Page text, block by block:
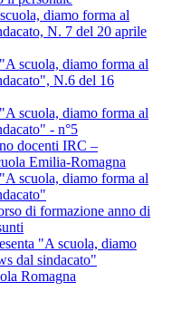
diamo forma al
N. 7 del 20 aprile
scuola, diamo forma al
N.6 del 16
scuola, diamo forma al
- n°5
docenti IRC –
Emilia-Romagna
scuola, diamo forma al
di formazione anno di
"A scuola, diamo
dal sindacato"
Romagna